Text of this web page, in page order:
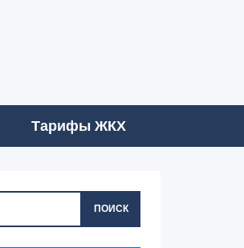
Тарифы ЖКХ
ПОИСК